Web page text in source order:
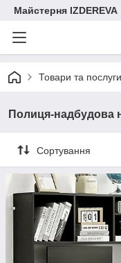
Майстерня IZDEREVA
Товари та послуги
Полиця-надбудова
Сортування